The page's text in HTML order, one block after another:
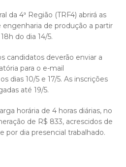
da 4ª Região (TRF4) abrirá as
engenharia de produção a partir
do dia 14/5.
candidatos deverão enviar a
para o e-mail
dias 10/5 e 17/5. As inscrições
até 19/5.
horária de 4 horas diárias, no
de R$ 833, acrescidos de
por dia presencial trabalhado.